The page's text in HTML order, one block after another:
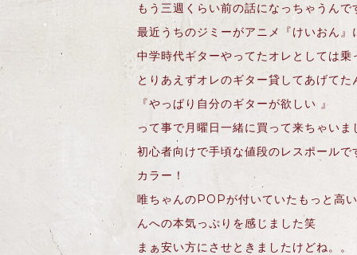
もう三週くらい前の話になっちゃうんで
最近うちのジミーがアニメ『けいおん
中学時代ギターやってたオレとしては
とりあえずオレのギター貸してあげてた
『やっぱり自分のギターが欲しい 』
って事で月曜日一緒に買って来ちゃい
初心者向けで手頃な値段のレスポール
カラー！
唯ちゃんのPOPが付いていたもっと高
んへの本気っぷりを感じました笑
まぁ安い方にさせときましたけどね。。